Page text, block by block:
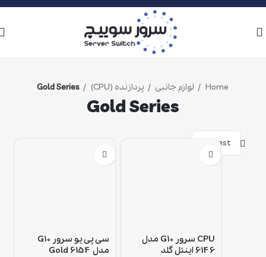
Home لوازم جانبی پردازنده (CPU) Gold Series
Gold Series
فیلترها
CPU سرور G10 مدل
6146 اینتل گلد
سی پی یو سرور G10
مدل 6154 Gold